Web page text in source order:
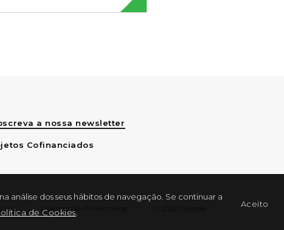
a nossa newsletter
Cofinanciados
Política de Privacidade
análise dos seus hábitos de navegação. Se continuar a
de Cookies
Aceito